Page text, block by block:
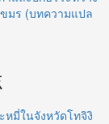
มร (บทความแปล
หมี่ในจังหวัดโทจิงิ